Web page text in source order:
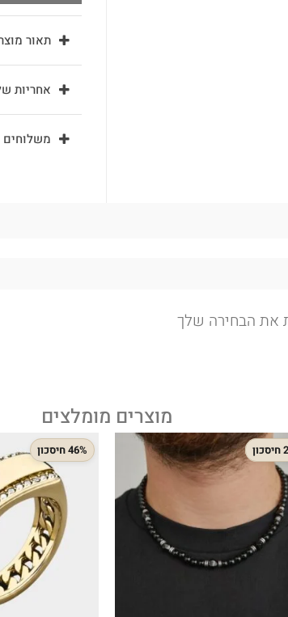
תאור
אחריות
משלוחים
את הבחירה שלך
מוצרים מומלצים
46% חיסכון